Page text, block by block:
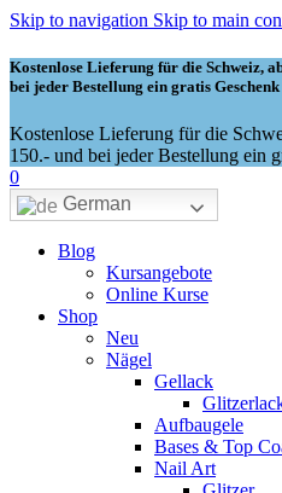
Skip to navigation Skip to main
Kostenlose Lieferung für die Schweiz,
bei jeder Bestellung ein gratis Geschenk
Kostenlose Lieferung für die
150.- und bei jeder Bestellung ein
0
German
Blog
Kursangebote
Online Kurse
Shop
Neu
Nägel
Gellack
Aufbaugele
Bases & Top
Nail Art